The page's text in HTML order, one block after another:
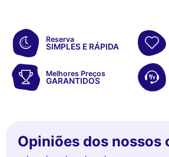
Reserva
SIMPLES E RÁPIDA
Melhores Preços
GARANTIDOS
Opiniões dos nossos